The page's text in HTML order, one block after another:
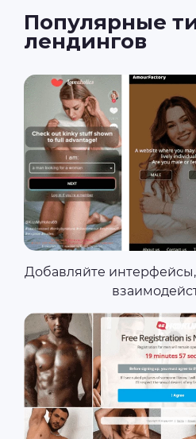
Популярные
лендингов
Добавляйте